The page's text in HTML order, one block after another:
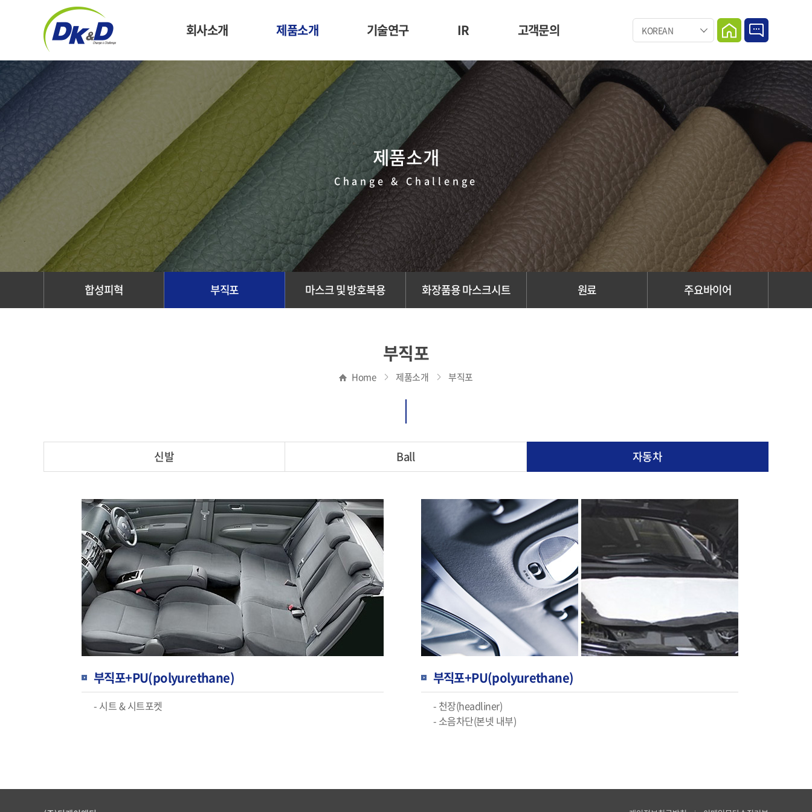
회사소개
기업정보
기업소식
연혁
오시는 길
제품소개
부직포
마스크 및 방호복용
화장품용 마스크시트
원료
주요바이어
기술연구
경쟁력
정부과제 수행실적
IR
재무정보
주가정보
공시정보
고객문의 KOREAN
제품소개
Change & Challenge
합성피혁 부직포 마스크 및 방호복용 화장품용 마스크시트 원료 주요바이어
부직포
Home 제품소개 부직포
신발 Ball 자동차
부직포+PU(polyurethane)
- 시트 & 시트포켓
부직포+PU(polyurethane)
- 천장(headliner)
- 소음차단(본넷 내부)